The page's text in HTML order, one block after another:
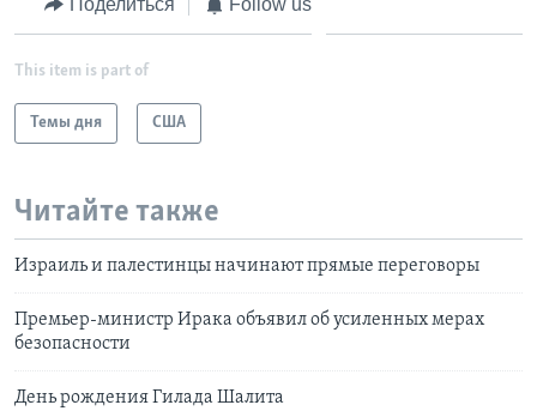
This item is part of
Темы дня США
Читайте также
Израиль и палестинцы начинают прямые переговоры
Премьер-министр Ирака объявил об усиленных мерах
безопасности
День рождения Гилада Шалита